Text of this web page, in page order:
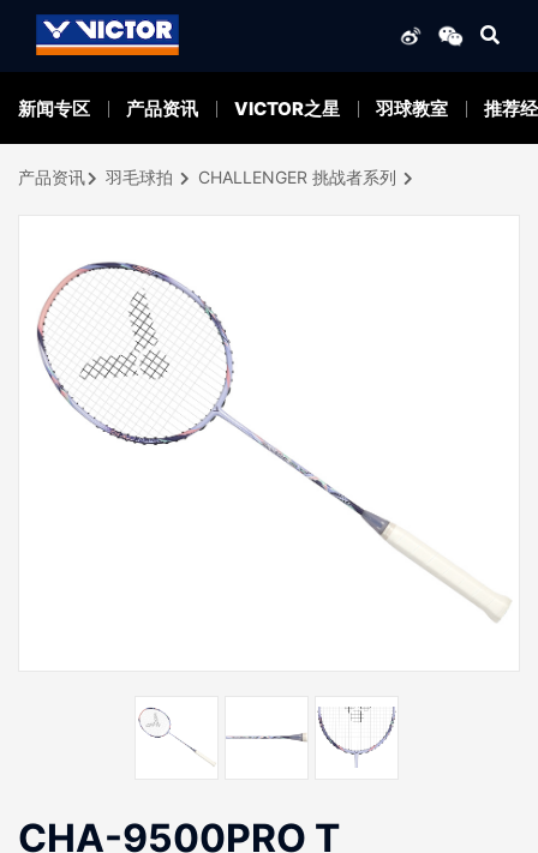
新闻专区 产品资讯 VICTOR之星 羽球教室 推荐
产品资讯 羽毛球拍 CHALLENGER 挑战者系列
CHA-9500PRO T